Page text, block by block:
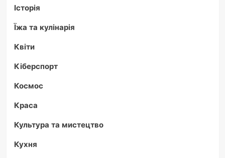
Історія
Їжа та кулінарія
Квіти
Кіберспорт
Космос
Краса
Культура та мистецтво
Кухня